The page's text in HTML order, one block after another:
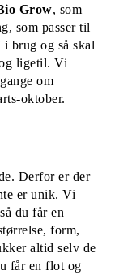
Grow, som
som passer til
brug og så skal
ligetil. Vi
om
oktober.
Derfor er der
er unik. Vi
du får en
form,
altid selv de
får en flot og